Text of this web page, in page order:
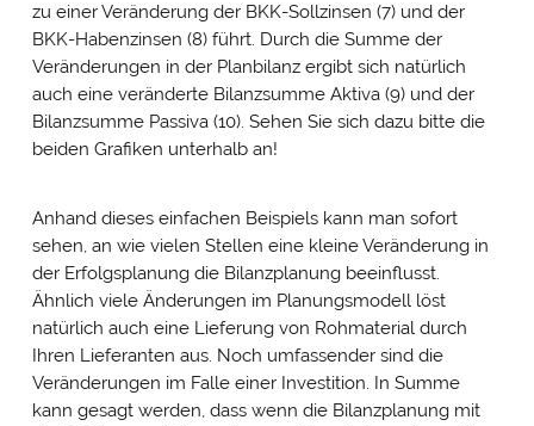
zu einer Veränderung der BKK-Sollzinsen (7) und der
BKK-Habenzinsen (8) führt. Durch die Summe der
Veränderungen in der Planbilanz ergibt sich natürlich
auch eine veränderte Bilanzsumme Aktiva (9) und der
Bilanzsumme Passiva (10). Sehen Sie sich dazu bitte die
beiden Grafiken unterhalb an!
Anhand dieses einfachen Beispiels kann man sofort
sehen, an wie vielen Stellen eine kleine Veränderung in
der Erfolgsplanung die Bilanzplanung beeinflusst.
Ähnlich viele Änderungen im Planungsmodell löst
natürlich auch eine Lieferung von Rohmaterial durch
Ihren Lieferanten aus. Noch umfassender sind die
Veränderungen im Falle einer Investition. In Summe
kann gesagt werden, dass wenn die Bilanzplanung mit